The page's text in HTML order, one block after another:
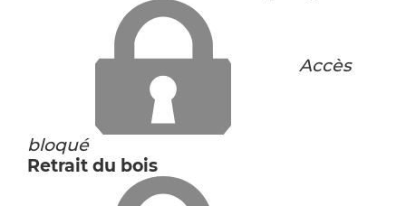
Accès
bloqué
Retrait du bois